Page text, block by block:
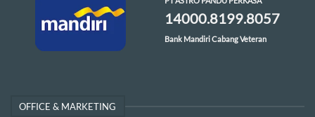
14000.8199.8057
Bank Mandiri Cabang Veteran
OFFICE & MARKETING